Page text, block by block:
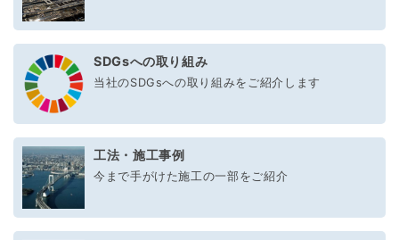
SDGsへの取り組み
当社のSDGsへの取り組みをご紹介します
工法・施工事例
今まで手がけた施工の一部をご紹介